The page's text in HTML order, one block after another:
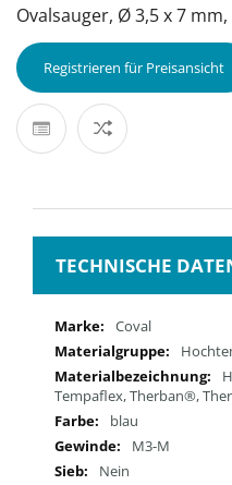
Ovalsauger, Ø 3,5 x 7 mm,
Registrieren für Preisansicht
TECHNISCHE
Mehr
Informationen
Coval
Tempaflex, Therban®,
blau
M3-M
Nein